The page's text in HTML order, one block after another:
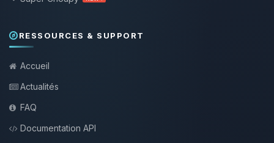
RESSOURCES & SUPPORT
Accueil
Actualités
FAQ
Documentation API